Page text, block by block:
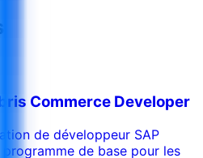
Commerce Developer
de développeur SAP
de base pour les